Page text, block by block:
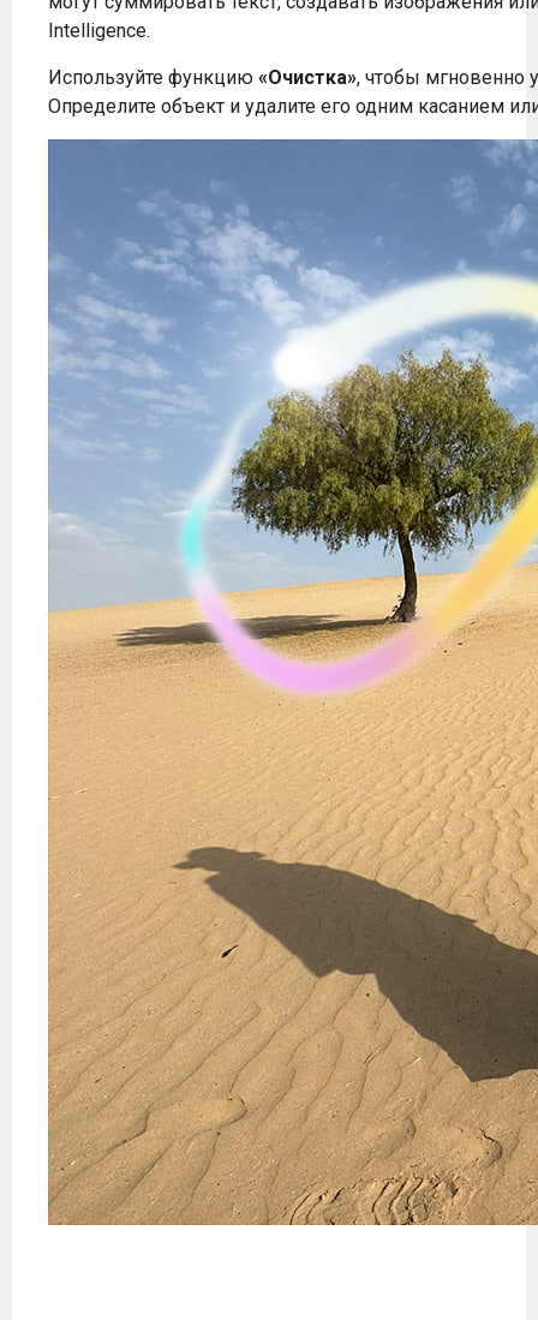
Intelligence.
Используйте функцию «Очистка», чтобы мгновенно
Определите объект и удалите его одним касанием